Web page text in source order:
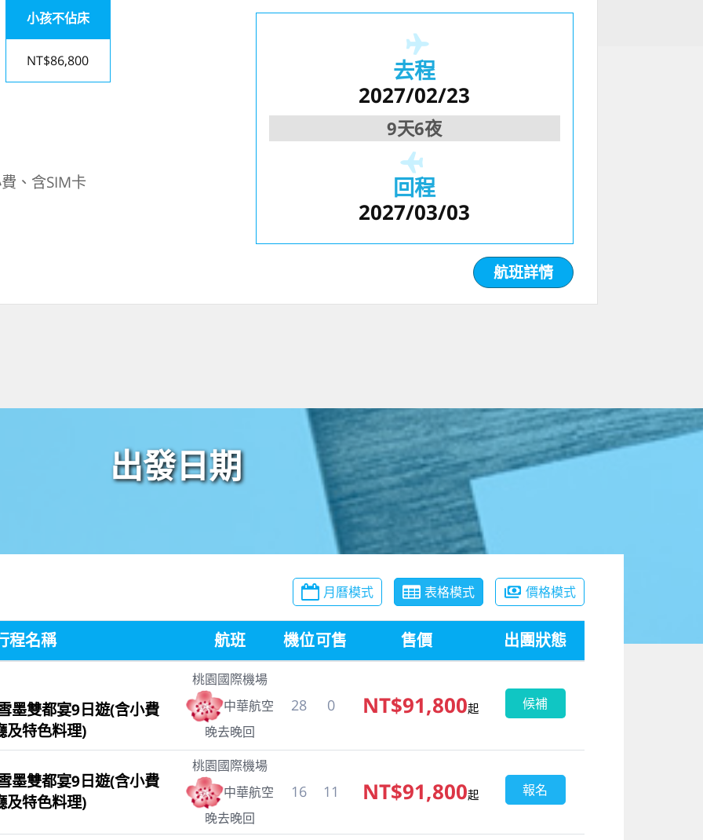
小孩不佔床
NT$86,800
、含SIM卡
去程
2027/02/23
9天6夜
回程
2027/03/03
航班詳情
出發日期
月曆模式 表格模式 價格模式
程名稱 航班 機位可售 售價 出團狀態
墨雙都宴9日遊(含小費
及特色料理)
桃園國際機場
中華航空
晚去晚回
28 0 NT$91,800起 候補
墨雙都宴9日遊(含小費
及特色料理)
桃園國際機場
中華航空
晚去晚回
16 11 NT$91,800起 報名